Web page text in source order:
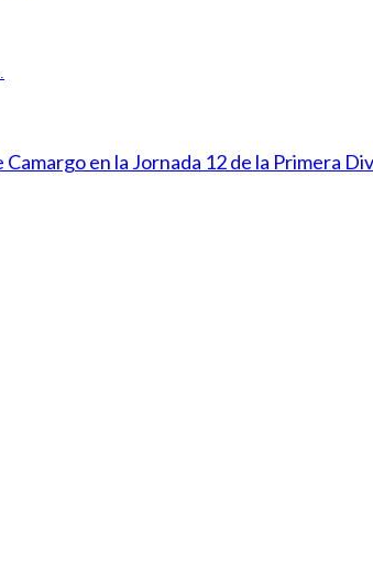
en la Jornada 12 de la Primera